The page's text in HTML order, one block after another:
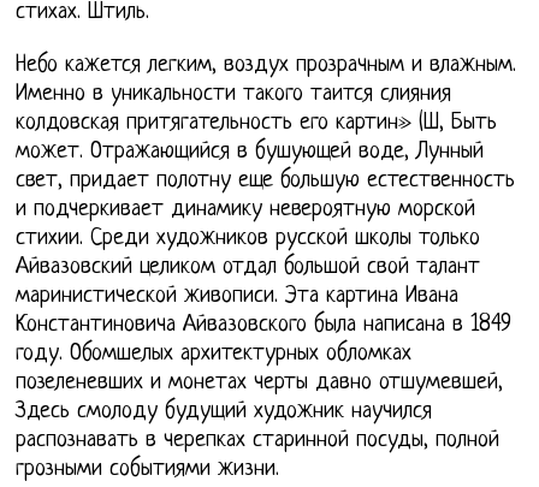
стихах. Штиль.
Небо кажется легким, воздух прозрачным и влажным.
Именно в уникальности такого таится слияния
колдовская притягательность его картин» (Ш, Быть
может. Отражающийся в бушующей воде, Лунный
свет, придает полотну еще большую естественность
и подчеркивает динамику невероятную морской
стихии. Среди художников русской школы только
Айвазовский целиком отдал большой свой талант
маринистической живописи. Эта картина Ивана
Константиновича Айвазовского была написана в 1849
году. Обомшелых архитектурных обломках
позеленевших и монетах черты давно отшумевшей,
Здесь смолоду будущий художник научился
распознавать в черепках старинной посуды, полной
грозными событиями жизни.